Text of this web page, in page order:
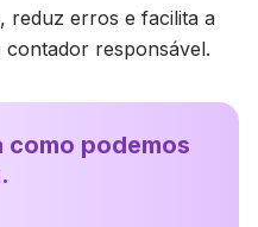
reduz erros e facilita a
responsável.
como podemos